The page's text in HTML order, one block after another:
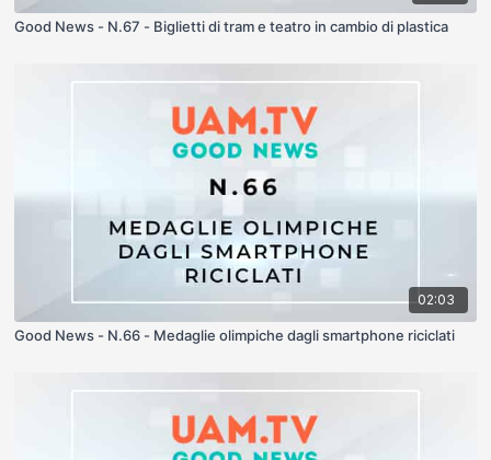
Good News - N.67 - Biglietti di tram e teatro in cambio di plastica
02:03
Good News - N.66 - Medaglie olimpiche dagli smartphone riciclati